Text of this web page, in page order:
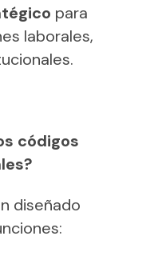
para
laborales,
códigos
diseñado